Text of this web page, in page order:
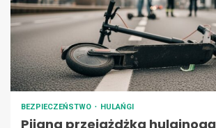
BEZPIECZEŃSTWO HULAŃGI
Pijana przejażdżka hulajnogą